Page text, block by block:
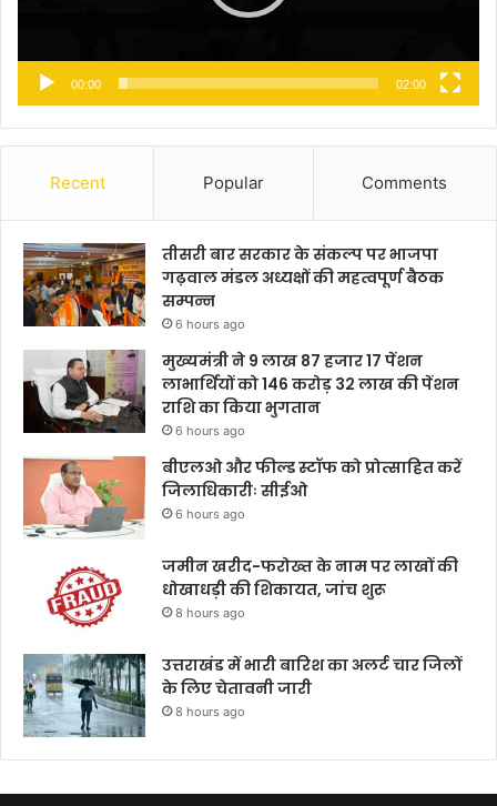
00:00 02:00
Recent Popular Comments
तीसरी बार सरकार के संकल्प पर भाजपा
गढ़वाल मंडल अध्यक्षों की महत्वपूर्ण बैठक
सम्पन्न
6 hours ago
मुख्यमंत्री ने 9 लाख 87 हजार 17 पेंशन
लाभार्थियों को 146 करोड़ 32 लाख की पेंशन
राशि का किया भुगतान
6 hours ago
बीएलओ और फील्ड स्टॉफ को प्रोत्साहित करें
जिलाधिकारीः सीईओ
6 hours ago
जमीन खरीद-फरोख्त के नाम पर लाखों की
धोखाधड़ी की शिकायत, जांच शुरू
8 hours ago
उत्तराखंड में भारी बारिश का अलर्ट चार जिलों
के लिए चेतावनी जारी
8 hours ago